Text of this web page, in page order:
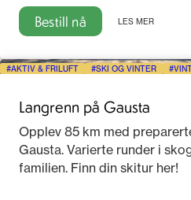
Bestill nå LES MER
AKTIV & FRILUFT SKI OG VINTER
Langrenn på Gausta
Opplev 85 km med
Gausta. Varierte runder i
familien. Finn din skitur her!